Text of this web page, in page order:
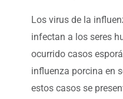
Los virus de la
infectan a los seres
ocurrido casos
influenza porcina en
estos casos se